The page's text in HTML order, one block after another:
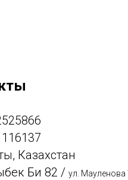
Казахстан
Би 82 / ул. Мауленова